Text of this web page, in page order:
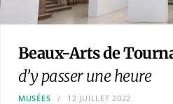
Beaux-Arts de
d’y passer une heure
MUSÉES 12 JUILLET 2022